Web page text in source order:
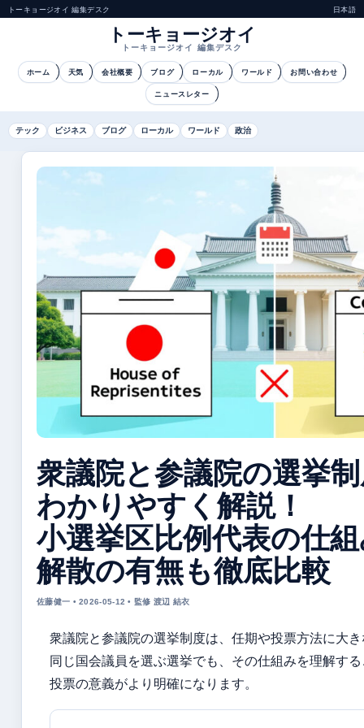
トーキョージオイ 編集デスク 日本語
トーキョージオイ
トーキョージオイ 編集デスク
ホーム 天気 会社概要 ブログ ローカル ワールド お問い合わせ
ニュースレター
テック ビジネス ブログ ローカル ワールド 政治
衆議院と参議院の選挙
わかりやすく解説！
小選挙区比例代表の仕
解散の有無も徹底比較
佐藤健一 • 2026-05-12 • 監修 渡辺 結衣
衆議院と参議院の選挙制度は、任期や投票方法に大
同じ国会議員を選ぶ選挙でも、その仕組みを理解す
投票の意義がより明確になります。